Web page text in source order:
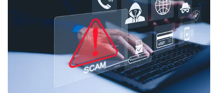
VTV Money VTV Thể thao
Bất động sản
Tấm lòng Việt